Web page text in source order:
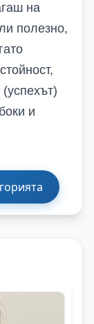
на
полезно,
и